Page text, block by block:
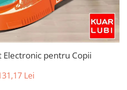
Electronic pentru Copii
Lei